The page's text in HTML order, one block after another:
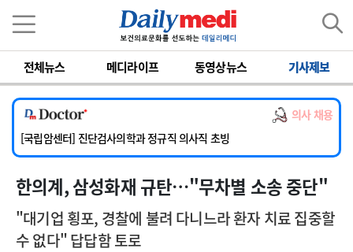
전체뉴스 메디라이프 동영상뉴스 기사제보
의사 채용
[서울아산병원] 2026년 하반기 인턴 모집
[명지병원] 하반기 전공의(인턴) 모집
[동국대학교 경주병원] 내과(소화기, 심장, 내분비), 소아청소년과, 외과, 심장혈관흉부외과, 이비인후과, 병리과 교원 초빙
[국립암센터] 진단검사의학과 정규직 의사직 초빙
[인제대학교해운대백병원] 치과 진료교수 모집 공고
[서울아산병원] 2026년 하반기 인턴 모집
한의계, 삼성화재 규탄…"무차별 소송 중단"
"대기업 횡포, 경찰에 불려 다니느라 환자 치료 집중할
수 없다" 답답함 토로